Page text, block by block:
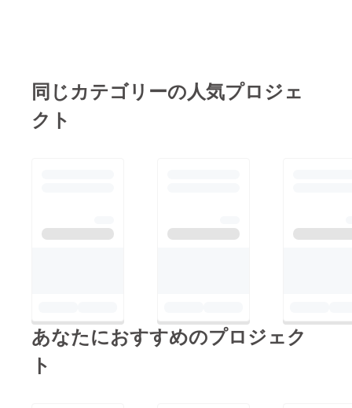
りなので、街中で偶然
ルーツを盛り上げるこ
ナー 小竹
https://twitter.com/bar
_ciel_gifuInstagram：
終了しました( ｀ー´)
うかなと模索中．．．
同じカテゴリーの人気プロジェ
クト
あなたにおすすめのプロジェク
ト